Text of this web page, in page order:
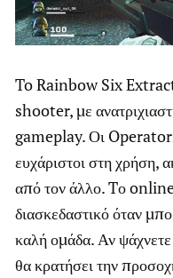
To Rainbow Six
shooter, με
gameplay. Οι Operators
ευχάριστοι στη χρήση,
από τον άλλο. Tο
διασκεδαστικό όταν
καλή ομάδα. Αν
θα κρατήσει την